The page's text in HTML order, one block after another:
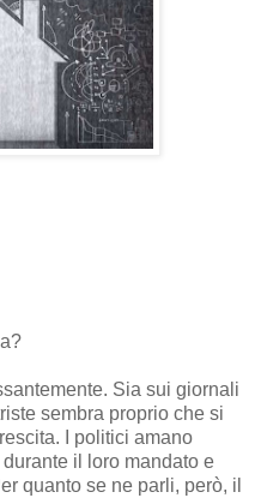
Sia sui giornali
sembra proprio che si
I politici amano
il loro mandato e
quanto se ne parli, però, il